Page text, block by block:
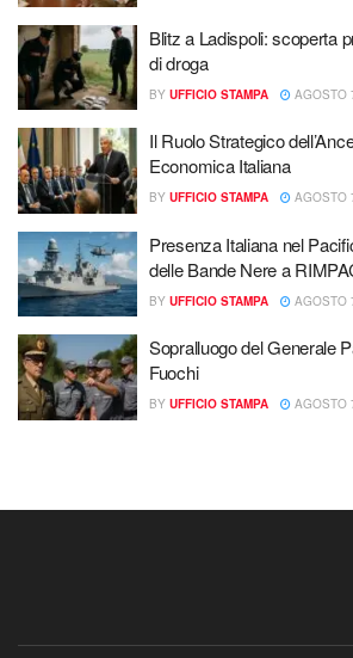
Blitz a Ladispoli: scoperta
di droga
BY UFFICIO STAMPA AGOSTO
Il Ruolo Strategico
Economica Italiana
BY UFFICIO STAMPA AGOSTO
Presenza Italiana nel
delle Bande Nere a
BY UFFICIO STAMPA AGOSTO
Sopralluogo del Generale
Fuochi
BY UFFICIO STAMPA AGOSTO